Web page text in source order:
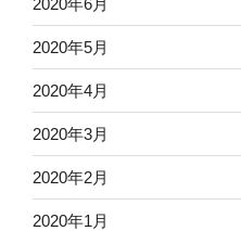
2020年5月
2020年4月
2020年3月
2020年2月
2020年1月